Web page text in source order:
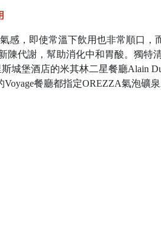
，即使常溫下飲用也非常順口，
陳代謝，幫助消化中和胃酸。獨特
堡酒店的米其林二星餐廳Alain
Voyage餐廳都指定OREZZA氣泡礦